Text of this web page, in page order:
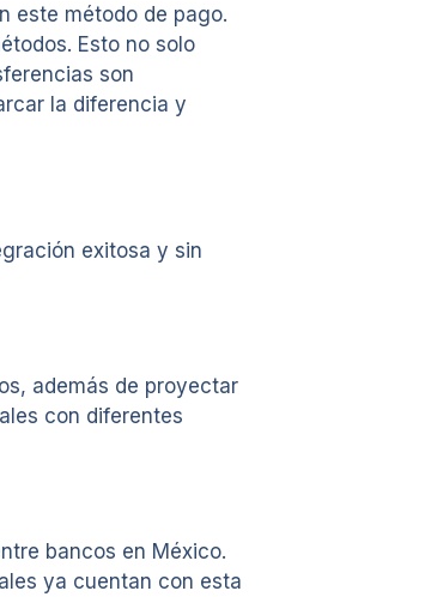
este método de pago.
Esto no solo
son
la diferencia y
exitosa y sin
además de proyectar
con diferentes
bancos en México.
ya cuentan con esta